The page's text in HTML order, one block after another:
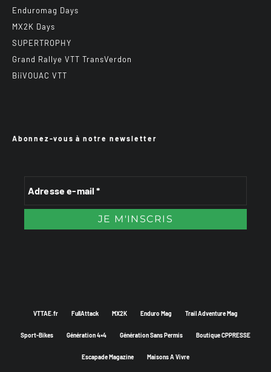
Enduromag Days
MX2K Days
SUPERTROPHY
Grand Rallye VTT TransVerdon
BiiVOUAC VTT
Abonnez-vous à notre newsletter
VTTAE.fr FullAttack MX2K Enduro Mag Trail Adventure Mag
Sport-Bikes Génération 4×4 Génération Sans Permis Boutique CPPRESSE
Escapade Magazine Maisons A Vivre